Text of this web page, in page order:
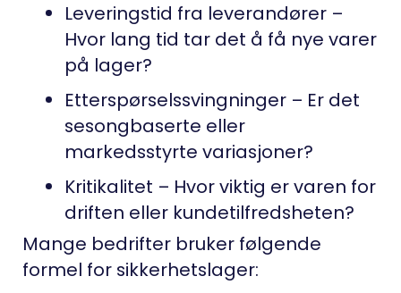
Leveringstid fra leverandører–
Hvor lang tid tar det å få nye varer
på lager?
Etterspørselssvingninger– Er det
sesongbaserte eller
markedsstyrte variasjoner?
Kritikalitet – Hvor viktig er varen for
driften eller kundetilfredsheten?
Mange bedrifter bruker følgende
formel for sikkerhetslager: